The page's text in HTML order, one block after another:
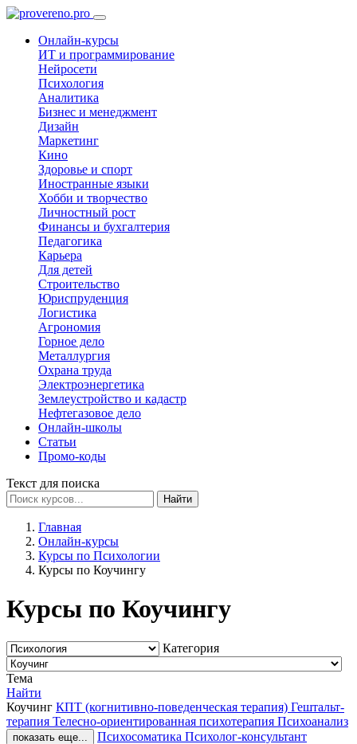
Онлайн-курсы
ИТ и программирование
Нейросети
Психология
Аналитика
Бизнес и менеджмент
Дизайн
Маркетинг
Кино
Здоровье и спорт
Иностранные языки
Хобби и творчество
Личностный рост
Финансы и бухгалтерия
Педагогика
Карьера
Для детей
Строительство
Юриспруденция
Логистика
Агрономия
Горное дело
Металлургия
Охрана труда
Электроэнергетика
Землеустройство и кадастр
Нефтегазовое дело
Онлайн-школы
Статьи
Промо-коды
Текст для поиска
Найти
Главная
Онлайн-курсы
Курсы по Психологии
Курсы по Коучингу
Курсы по Коучингу
Категория
Тема
Найти
Коучинг КПТ (когнитивно-поведенческая терапия) Гештальт-
терапия Телесно-ориентированная психотерапия Психоанализ
показать еще... Психосоматика Психолог-консультант